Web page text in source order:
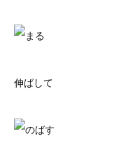
伸ばして